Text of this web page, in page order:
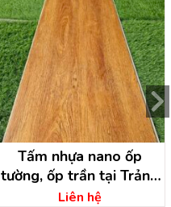
Tấm nhựa nano ốp
tường, ốp trần tại Trảng
Bom – Đồng Nai
Liên hệ